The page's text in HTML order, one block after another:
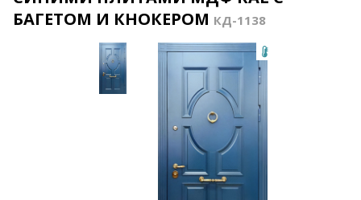
БАГЕТОМ И КНОКЕРОМ КД-1138